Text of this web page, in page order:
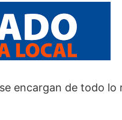
encargan de todo lo